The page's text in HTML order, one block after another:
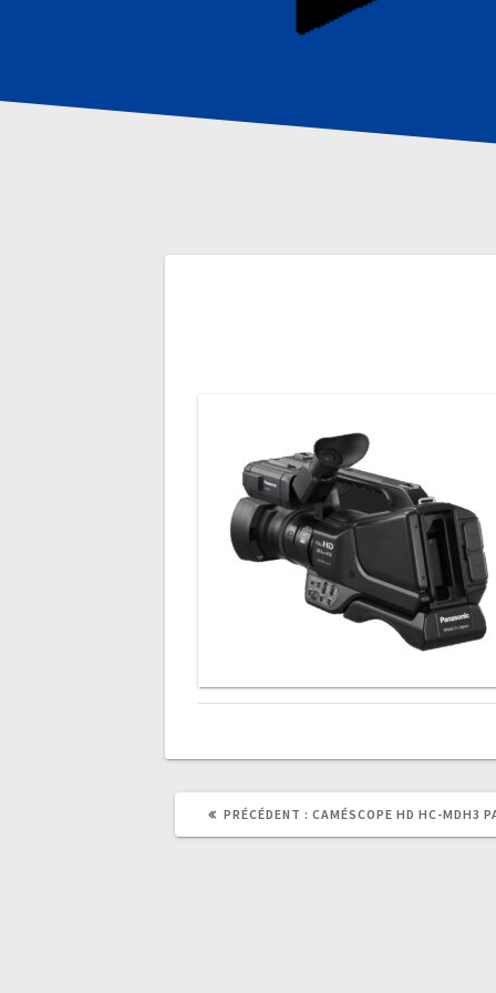
l’article
PRÉCÉDENT : ARTICLE
CAMÉSCOPE HD HC-MDH3